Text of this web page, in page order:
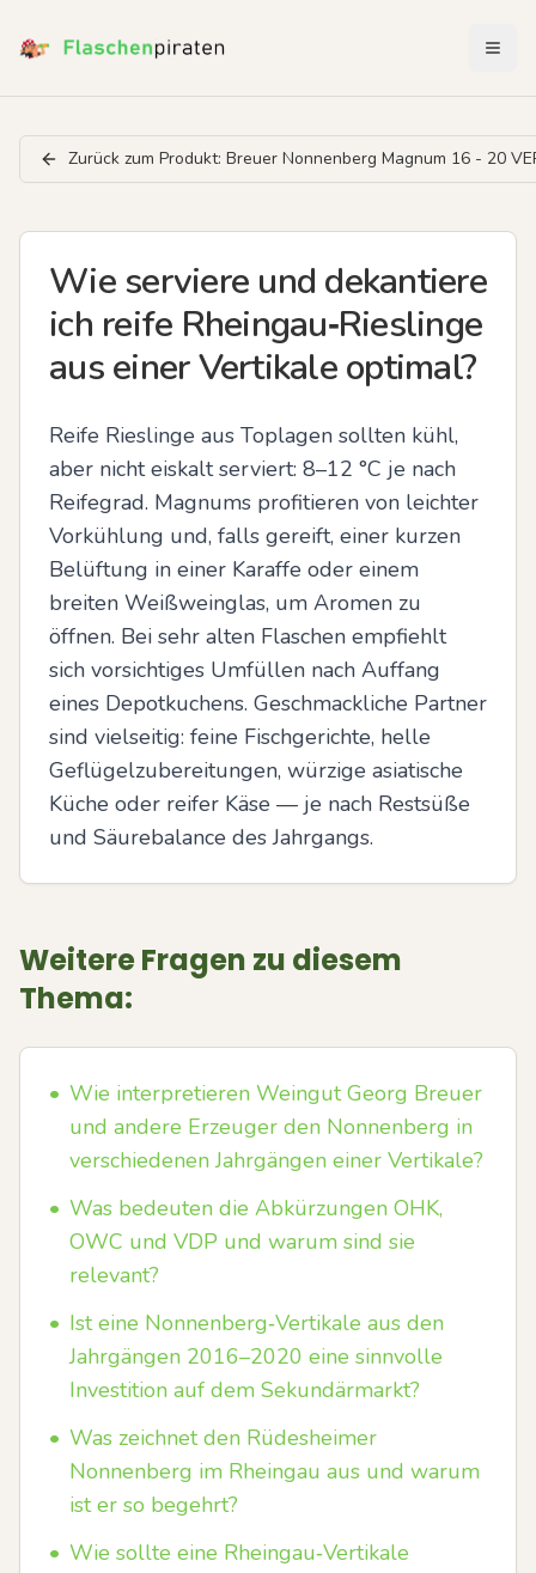
Zurück zum Produkt: Breuer Nonnenberg Magnum 16 - 20
Wie serviere und dekantiere
ich reife Rheingau‑Rieslinge
aus einer Vertikale optimal?
Reife Rieslinge aus Toplagen sollten kühl,
aber nicht eiskalt serviert: 8–12 °C je nach
Reifegrad. Magnums profitieren von leichter
Vorkühlung und, falls gereift, einer kurzen
Belüftung in einer Karaffe oder einem
breiten Weißweinglas, um Aromen zu
öffnen. Bei sehr alten Flaschen empfiehlt
sich vorsichtiges Umfüllen nach Auffang
eines Depotkuchens. Geschmackliche Partner
sind vielseitig: feine Fischgerichte, helle
Geflügelzubereitungen, würzige asiatische
Küche oder reifer Käse — je nach Restsüße
und Säurebalance des Jahrgangs.
Weitere Fragen zu diesem
Thema:
• Wie interpretieren Weingut Georg Breuer
und andere Erzeuger den Nonnenberg in
verschiedenen Jahrgängen einer Vertikale?
• Was bedeuten die Abkürzungen OHK,
OWC und VDP und warum sind sie
relevant?
• Ist eine Nonnenberg‑Vertikale aus den
Jahrgängen 2016–2020 eine sinnvolle
Investition auf dem Sekundärmarkt?
• Was zeichnet den Rüdesheimer
Nonnenberg im Rheingau aus und warum
ist er so begehrt?
• Wie sollte eine Rheingau‑Vertikale